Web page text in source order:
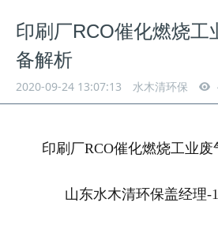
印刷厂RCO催化燃烧工
备解析
2020-09-24 13:07:13 水木清环保
印刷厂RCO催化燃烧工业
山东水木清环保盖经理-